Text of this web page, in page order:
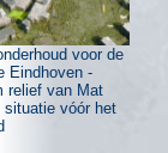
voor de
Eindhoven -
relief van Mat
situatie vóór het